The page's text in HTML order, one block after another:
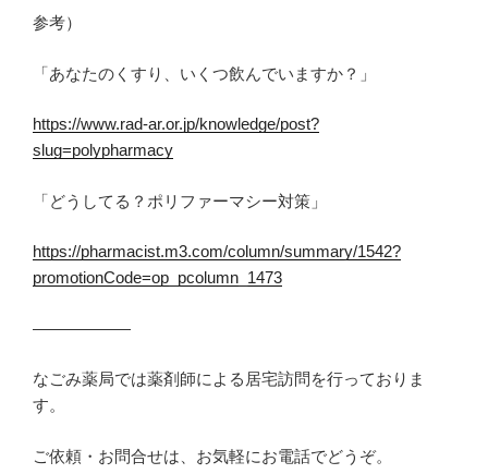
参考）
「あなたのくすり、いくつ飲んでいますか？」
https://www.rad-ar.or.jp/knowledge/post?
slug=polypharmacy
「どうしてる？ポリファーマシー対策」
https://pharmacist.m3.com/column/summary/1542?
promotionCode=op_pcolumn_1473
――――――
なごみ薬局では薬剤師による居宅訪問を行っておりま
す。
ご依頼・お問合せは、お気軽にお電話でどうぞ。